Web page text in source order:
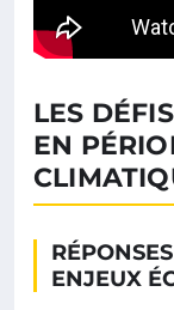
LES
EN
ENJEUX